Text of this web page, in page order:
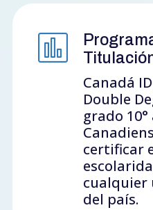
Canadá
Double
grado 10°
certificar
cualquier
del país.